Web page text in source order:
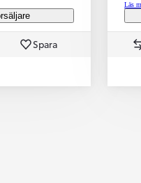
Spara
Läs